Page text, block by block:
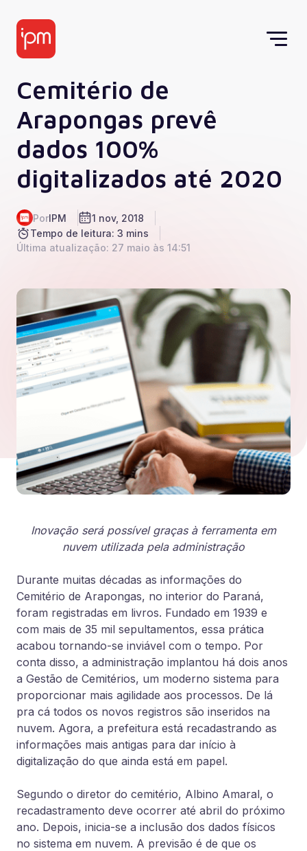
Cemitério de
Arapongas prevê
dados 100%
digitalizados até 2020
PorIPM
1 nov, 2018
Tempo de leitura: 3 mins
Última atualização: 27 maio às 14:51
Inovação será possível graças à ferramenta em
nuvem utilizada pela administração
Durante muitas décadas as informações do
Cemitério de Arapongas, no interior do Paraná,
foram registradas em livros. Fundado em 1939 e
com mais de 35 mil sepultamentos, essa prática
acabou tornando-se inviável com o tempo. Por
conta disso, a administração implantou há dois anos
a Gestão de Cemitérios, um moderno sistema para
proporcionar mais agilidade aos processos. De lá
pra cá todos os novos registros são inseridos na
nuvem. Agora, a prefeitura está recadastrando as
informações mais antigas para dar início à
digitalização do que ainda está em papel.
Segundo o diretor do cemitério, Albino Amaral, o
recadastramento deve ocorrer até abril do próximo
ano. Depois, inicia-se a inclusão dos dados físicos
no sistema em nuvem. A previsão é de que os